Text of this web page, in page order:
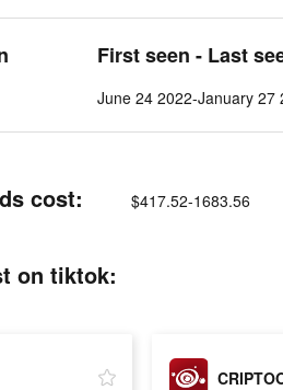
First seen - Last
June 24 2022-January 27
cost: $417.52-1683.56
on tiktok: